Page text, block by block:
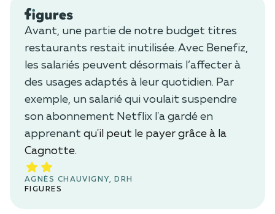
Avant, une partie de notre budget titres
restaurants restait inutilisée. Avec Benefiz,
les salariés peuvent désormais l’affecter à
des usages adaptés à leur quotidien. Par
exemple, un salarié qui voulait suspendre
son abonnement Netflix l'a gardé en
apprenant qu'il peut le payer grâce à la
Cagnotte.
AGNÈS CHAUVIGNY, DRH
FIGURES